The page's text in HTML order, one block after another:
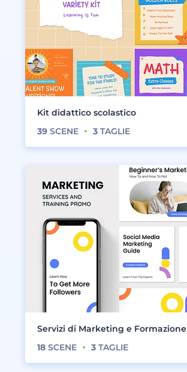
Kit didattico scolastico
39 SCENE 3 TAGLIE
Servizi di Marketing e Formazione
18 SCENE 3 TAGLIE